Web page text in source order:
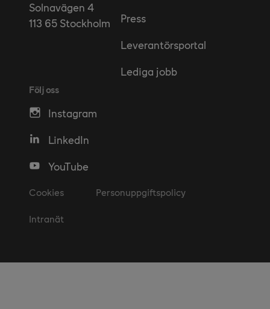
Solnavägen 4
113 65 Stockholm
Press
Leverantörsportal
Lediga jobb
Följ oss
Instagram
LinkedIn
YouTube
Cookies Personuppgiftspolicy
Intranät